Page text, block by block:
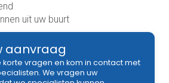
uit uw buurt
aanvraag
vragen en kom in contact met
We vragen uw